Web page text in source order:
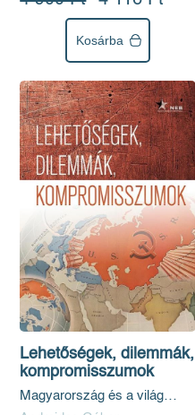
Kosárba
Lehetőségek, dilemmák,
kompromisszumok
Magyarország és a világ
1945 után